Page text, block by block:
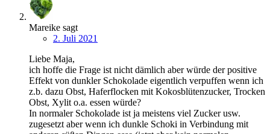
Mareike sagt
2. Juli 2021
Liebe Maja,
ich hoffe die Frage ist nicht dämlich aber würde der positive
Effekt von dunkler Schokolade eigentlich verpuffen wenn ich
z.b. dazu Obst, Haferflocken mit Kokosblütenzucker, Trocken
Obst, Xylit o.a. essen würde?
In normaler Schokolade ist ja meistens viel Zucker usw.
zugesetzt aber wenn ich dunkle Schoki in Verbindung mit